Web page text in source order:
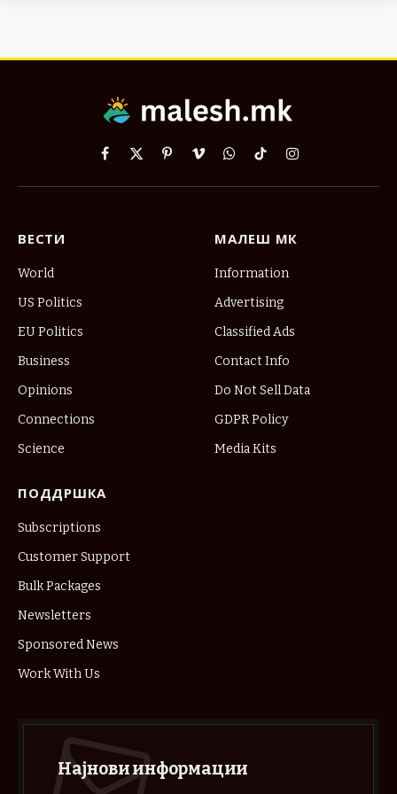
Facebook
X
PinterestVimeoWhatsApp
TikTokInstagram
ВЕСТИ
World
US Politics
EU Politics
Business
Opinions
Connections
Science
МАЛЕШ МК
Information
Advertising
Classified Ads
Contact Info
Do Not Sell Data
GDPR Policy
Media Kits
ПОДДРШКА
Subscriptions
Customer Support
Bulk Packages
Newsletters
Sponsored News
Work With Us
Најнови информации